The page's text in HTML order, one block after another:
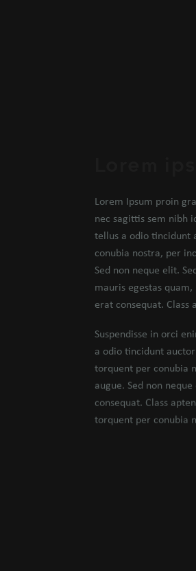
Lorem Ipsum proin
nec sagittis sem nibh
tellus a odio tincidunt
conubia nostra, per
Sed non neque elit.
mauris egestas
erat consequat.
Suspendisse in orci
a odio tincidunt
torquent per conubia
augue. Sed non
consequat. Class
torquent per conubia